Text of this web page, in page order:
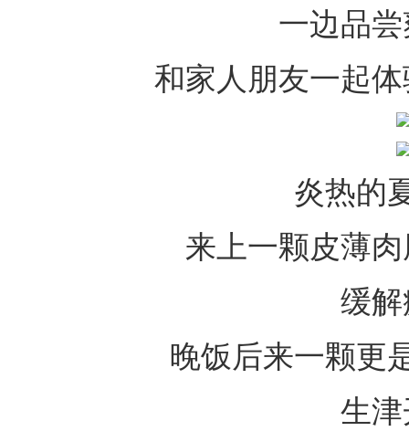
一边品
和家人朋友一起
炎热的
来上一颗皮薄
缓
晚饭后来一颗更
生